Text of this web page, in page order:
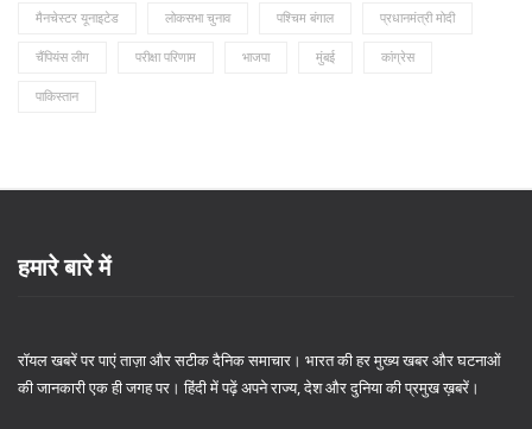
मैनचेस्टर यूनाइटेड लोकसभा चुनाव पश्चिम बंगाल प्रधानमंत्री मोदी
चैंपियंस लीग परीक्षा परिणाम भाजपा मुंबई कांग्रेस
पाकिस्तान
हमारे बारे में
रॉयल खबरें पर पाएं ताज़ा और सटीक दैनिक समाचार। भारत की हर मुख्य खबर और घटनाओं
की जानकारी एक ही जगह पर। हिंदी में पढ़ें अपने राज्य, देश और दुनिया की प्रमुख ख़बरें।